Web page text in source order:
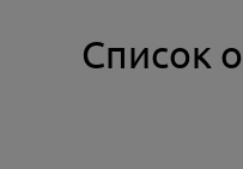
Список